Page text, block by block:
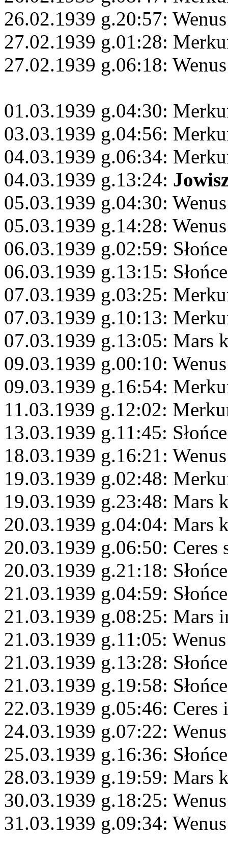
26.02.1939 g.20:57:
27.02.1939 g.01:28:
27.02.1939 g.06:18:
01.03.1939 g.04:30:
03.03.1939 g.04:56:
04.03.1939 g.06:34:
04.03.1939 g.13:24:
05.03.1939 g.04:30:
05.03.1939 g.14:28:
06.03.1939 g.02:59:
06.03.1939 g.13:15:
07.03.1939 g.03:25:
07.03.1939 g.10:13:
07.03.1939 g.13:05: Mars
09.03.1939 g.00:10:
09.03.1939 g.16:54:
11.03.1939 g.12:02:
13.03.1939 g.11:45:
18.03.1939 g.16:21:
19.03.1939 g.02:48:
19.03.1939 g.23:48: Mars
20.03.1939 g.04:04: Mars
20.03.1939 g.06:50: Ceres
20.03.1939 g.21:18:
21.03.1939 g.04:59:
21.03.1939 g.08:25: Mars
21.03.1939 g.11:05:
21.03.1939 g.13:28:
21.03.1939 g.19:58:
22.03.1939 g.05:46: Ceres
24.03.1939 g.07:22:
25.03.1939 g.16:36:
28.03.1939 g.19:59: Mars
30.03.1939 g.18:25:
31.03.1939 g.09:34: